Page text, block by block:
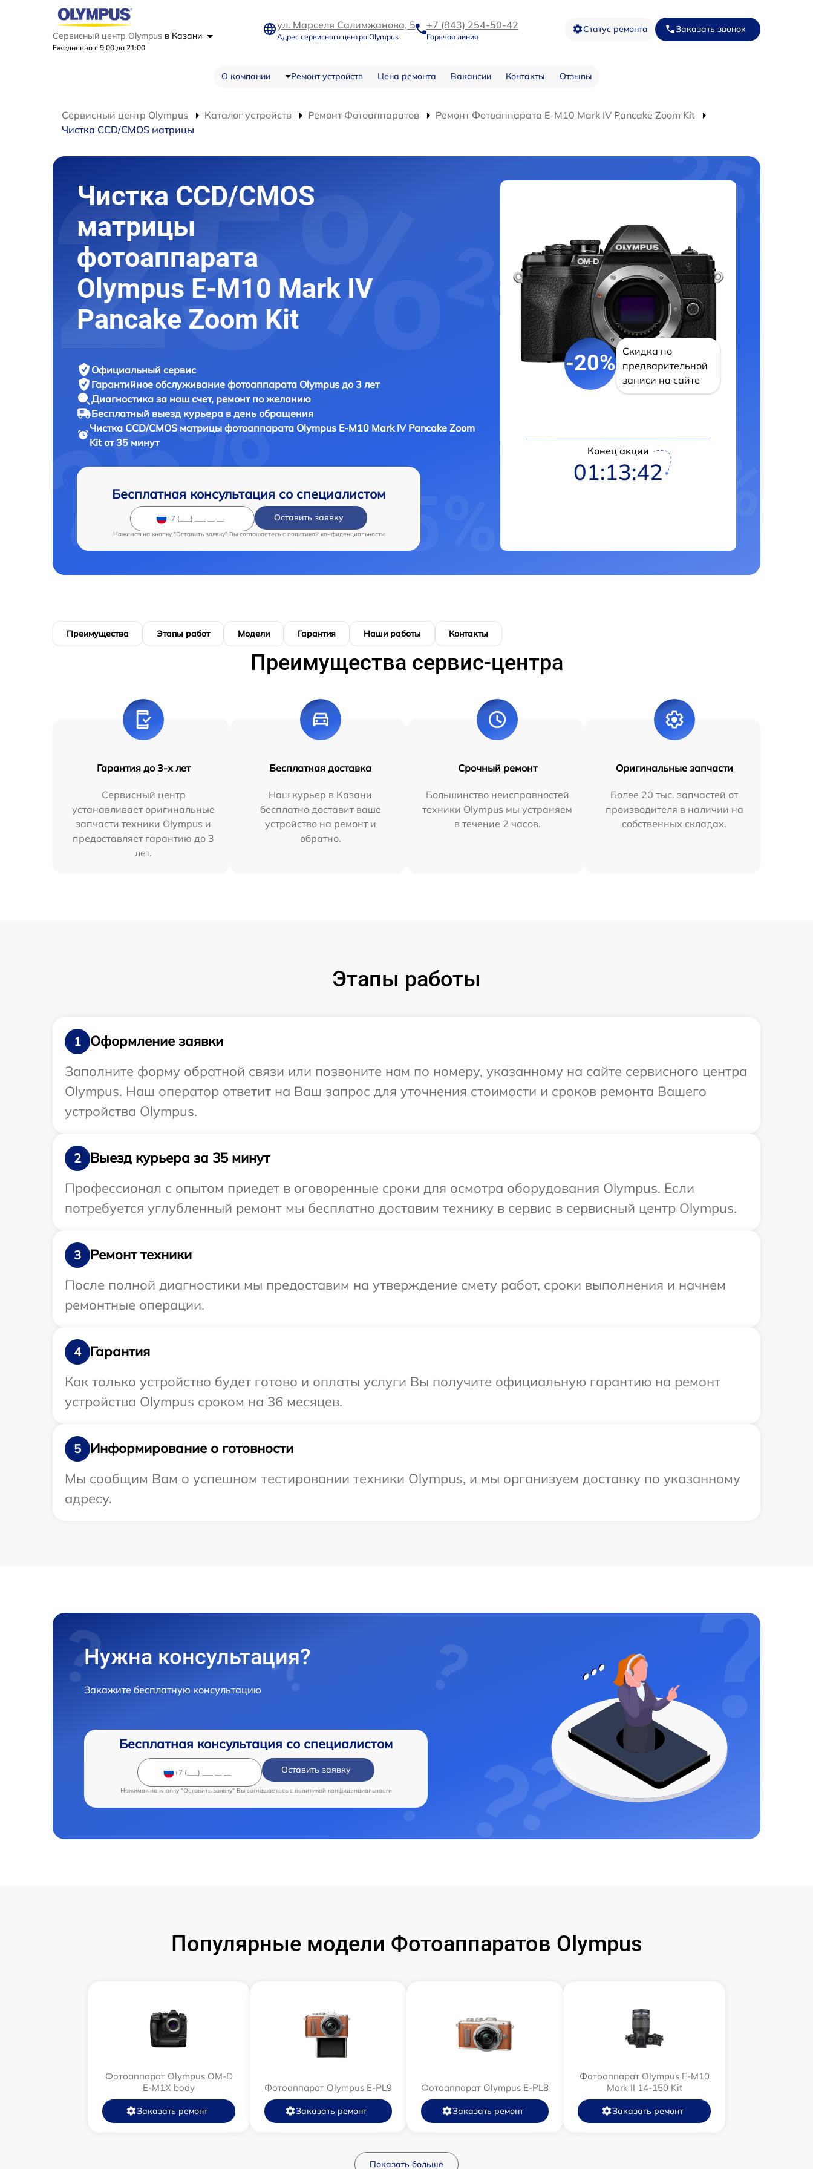
Сервисный центр Olympus в Казани
Ежедневно с 9:00 до 21:00
ул. Марселя Салимжанова, 5
Адрес сервисного центра Olympus
+7 (843) 254-50-42
Горячая линия
Статус ремонта Заказать звонок
О компании Ремонт устройств Цена ремонта Вакансии Контакты Отзывы
Сервисный центр Olympus Каталог устройств Ремонт Фотоаппаратов
Ремонт Фотоаппарата E-M10 Mark IV Pancake Zoom Kit
Чистка CCD/CMOS матрицы
Чистка CCD/CMOS
матрицы
фотоаппарата
Olympus E-M10 Mark IV
Pancake Zoom Kit
Официальный сервис
Гарантийное обслуживание фотоаппарата Olympus до 3 лет
Диагностика за наш счет, ремонт по желанию
Бесплатный выезд курьера в день обращения
Чистка CCD/CMOS матрицы фотоаппарата Olympus E-M10 Mark IV Pancake Zoom
Kit от 35 минут
Бесплатная консультация со специалистом
Оставить заявку
Нажимая на кнопку "Оставить заявку" Вы соглашаетесь c политикой конфиденциальности
-20%
Скидка по
предварительной
записи на сайте
Конец акции
01:13:42
Преимущества Этапы работ Модели Гарантия Наши работы Контакты
Преимущества сервис-центра
Гарантия до 3-х лет
Сервисный центр
устанавливает оригинальные
запчасти техники Olympus и
предоставляет гарантию до 3
лет.
Бесплатная доставка
Наш курьер в Казани
бесплатно доставит ваше
устройство на ремонт и
обратно.
Срочный ремонт
Большинство неисправностей
техники Olympus мы устраняем
в течение 2 часов.
Оригинальные запчасти
Более 20 тыс. запчастей от
производителя в наличии на
собственных складах.
Этапы работы
1
Оформление заявки
Заполните форму обратной связи или позвоните нам по номеру, указанному на сайте сервисного центра
Olympus. Наш оператор ответит на Ваш запрос для уточнения стоимости и сроков ремонта Вашего
устройства Olympus.
2
Выезд курьера за 35 минут
Профессионал с опытом приедет в оговоренные сроки для осмотра оборудования Olympus. Если
потребуется углубленный ремонт мы бесплатно доставим технику в сервис в сервисный центр Olympus.
3
Ремонт техники
После полной диагностики мы предоставим на утверждение смету работ, сроки выполнения и начнем
ремонтные операции.
4
Гарантия
Как только устройство будет готово и оплаты услуги Вы получите официальную гарантию на ремонт
устройства Olympus сроком на 36 месяцев.
5
Информирование о готовности
Мы сообщим Вам о успешном тестировании техники Olympus, и мы организуем доставку по указанному
адресу.
Нужна консультация?
Закажите бесплатную консультацию
Бесплатная консультация со специалистом
Оставить заявку
Нажимая на кнопку "Оставить заявку" Вы соглашаетесь c политикой конфиденциальности
Популярные модели Фотоаппаратов Olympus
Фотоаппарат Olympus OM-D
E-M1X body
Заказать ремонт
Фотоаппарат Olympus E‑PL9
Заказать ремонт
Фотоаппарат Olympus E-PL8
Заказать ремонт
Фотоаппарат Olympus E‑M10
Mark II 14-150 Kit
Заказать ремонт
Показать больше